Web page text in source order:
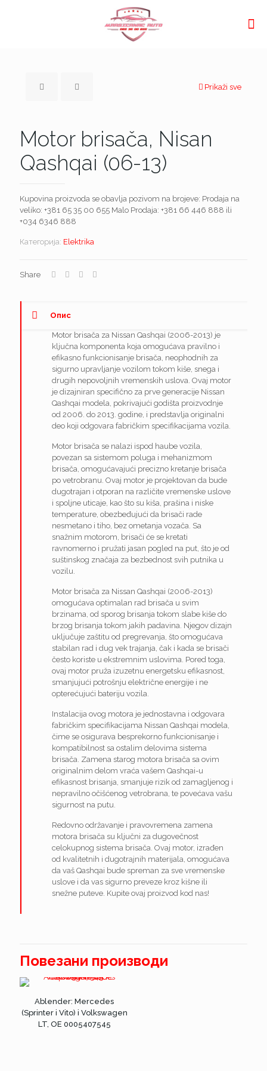
Prikaži sve
Motor brisača, Nisan
Qashqai (06-13)
Kupovina proizvoda se obavlja pozivom na brojeve: Prodaja na
veliko: +381 65 35 00 655 Malo Prodaja: +381 66 446 888 ili
+034 6346 888
Категорија: Elektrika
Share
Опис
Motor brisača za Nissan Qashqai (2006-2013) je
ključna komponenta koja omogućava pravilno i
efikasno funkcionisanje brisača, neophodnih za
sigurno upravljanje vozilom tokom kiše, snega i
drugih nepovoljnih vremenskih uslova. Ovaj motor
je dizajniran specifično za prve generacije Nissan
Qashqai modela, pokrivajući godišta proizvodnje
od 2006. do 2013. godine, i predstavlja originalni
deo koji odgovara fabričkim specifikacijama vozila.
Motor brisača se nalazi ispod haube vozila,
povezan sa sistemom poluga i mehanizmom
brisača, omogućavajući precizno kretanje brisača
po vetrobranu. Ovaj motor je projektovan da bude
dugotrajan i otporan na različite vremenske uslove
i spoljne uticaje, kao što su kiša, prašina i niske
temperature, obezbeđujući da brisači rade
nesmetano i tiho, bez ometanja vozača. Sa
snažnim motorom, brisači će se kretati
ravnomerno i pružati jasan pogled na put, što je od
suštinskog značaja za bezbednost svih putnika u
vozilu.
Motor brisača za Nissan Qashqai (2006-2013)
omogućava optimalan rad brisača u svim
brzinama, od sporog brisanja tokom slabe kiše do
brzog brisanja tokom jakih padavina. Njegov dizajn
uključuje zaštitu od pregrevanja, što omogućava
stabilan rad i dug vek trajanja, čak i kada se brisači
često koriste u ekstremnim uslovima. Pored toga,
ovaj motor pruža izuzetnu energetsku efikasnost,
smanjujući potrošnju električne energije i ne
opterećujući bateriju vozila.
Instalacija ovog motora je jednostavna i odgovara
fabričkim specifikacijama Nissan Qashqai modela,
čime se osigurava besprekorno funkcionisanje i
kompatibilnost sa ostalim delovima sistema
brisača. Zamena starog motora brisača sa ovim
originalnim delom vraća vašem Qashqai-u
efikasnost brisanja, smanjuje rizik od zamagljenog i
nepravilno očišćenog vetrobrana, te povećava vašu
sigurnost na putu.
Redovno održavanje i pravovremena zamena
motora brisača su ključni za dugovečnost
celokupnog sistema brisača. Ovaj motor, izrađen
od kvalitetnih i dugotrajnih materijala, omogućava
da vaš Qashqai bude spreman za sve vremenske
uslove i da vas sigurno preveze kroz kišne ili
snežne puteve. Kupite ovaj proizvod kod nas!
Повезани производи
Ablender: Mercedes
(Sprinter i Vito) i Volkswagen
LT, OE 0005407545